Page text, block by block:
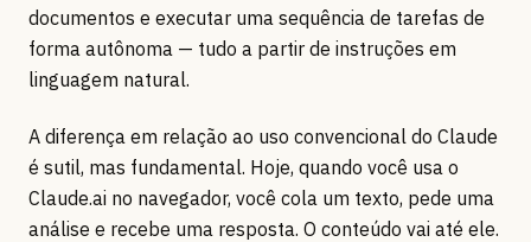
documentos e executar uma sequência de tarefas de
forma autônoma — tudo a partir de instruções em
linguagem natural.
A diferença em relação ao uso convencional do Claude
é sutil, mas fundamental. Hoje, quando você usa o
Claude.ai no navegador, você cola um texto, pede uma
análise e recebe uma resposta. O conteúdo vai até ele.